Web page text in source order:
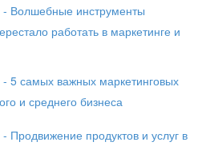
- Волшебные инструменты
работать в маркетинге и
5 самых важных маркетинговых
и среднего бизнеса
Продвижение продуктов и услуг в